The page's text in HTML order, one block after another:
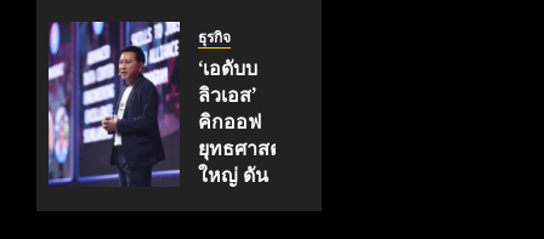
สร้าง
Ecosystem
ให้ SME
ไทย
เติบโต
อย่าง
ธุรกิจ
‘เอดับบ
ลิวเอส’
คิกออฟ
ยุทธศาสตร์
ใหญ่ ดัน